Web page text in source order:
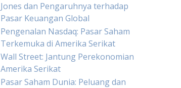
Jones dan Pengaruhnya terhadap
Pasar Keuangan Global
Pengenalan Nasdaq: Pasar Saham
Terkemuka di Amerika Serikat
Wall Street: Jantung Perekonomian
Amerika Serikat
Pasar Saham Dunia: Peluang dan